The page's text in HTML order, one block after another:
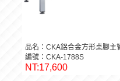
編號：CKA-1788S
NT:17,600